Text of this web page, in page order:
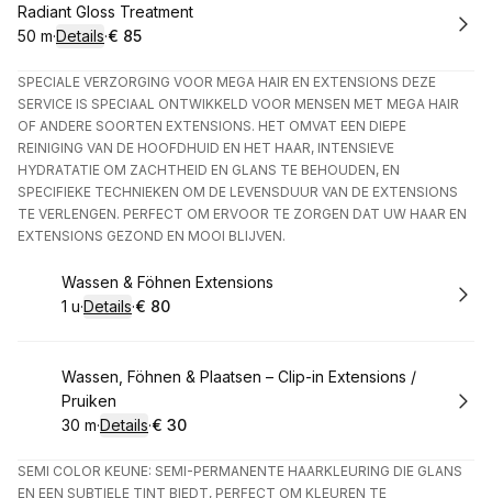
Boek
Radiant Gloss Treatment
.Duur:
50 m·Details·
.Prijs:
€ 85
SPECIALE VERZORGING VOOR MEGA HAIR EN EXTENSIONS DEZE
SERVICE IS SPECIAAL ONTWIKKELD VOOR MENSEN MET MEGA HAIR
OF ANDERE SOORTEN EXTENSIONS. HET OMVAT EEN DIEPE
REINIGING VAN DE HOOFDHUID EN HET HAAR, INTENSIEVE
HYDRATATIE OM ZACHTHEID EN GLANS TE BEHOUDEN, EN
SPECIFIEKE TECHNIEKEN OM DE LEVENSDUUR VAN DE EXTENSIONS
TE VERLENGEN. PERFECT OM ERVOOR TE ZORGEN DAT UW HAAR EN
EXTENSIONS GEZOND EN MOOI BLIJVEN.
Boek
Wassen & Föhnen Extensions
. Duur:
1 u·Details·
.Prijs:
€ 80
Boek
Wassen, Föhnen & Plaatsen – Clip-in Extensions /
Pruiken
.Duur:
30 m·Details·
.Prijs:
€ 30
SEMI COLOR KEUNE: SEMI-PERMANENTE HAARKLEURING DIE GLANS
EN EEN SUBTIELE TINT BIEDT, PERFECT OM KLEUREN TE